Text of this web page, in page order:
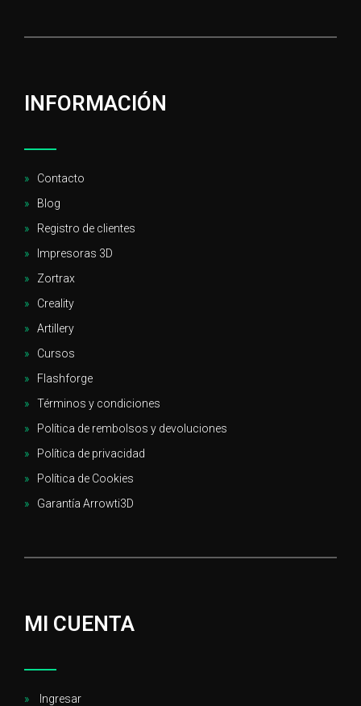
INFORMACIÓN
Contacto
Blog
Registro de clientes
Impresoras 3D
Zortrax
Creality
Artillery
Cursos
Flashforge
Términos y condiciones
Política de rembolsos y devoluciones
Política de privacidad
Política de Cookies
Garantía Arrowti3D
MI CUENTA
Ingresar